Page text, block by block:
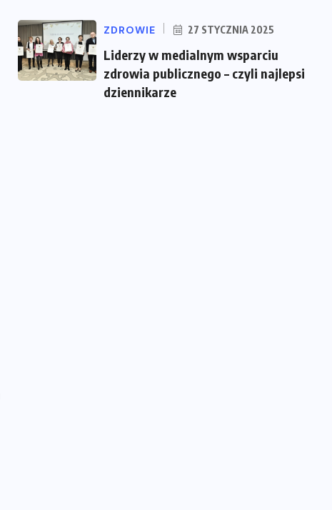
ZDROWIE 27 STYCZNIA 2025
Liderzy w medialnym wsparciu
zdrowia publicznego – czyli najlepsi
dziennikarze